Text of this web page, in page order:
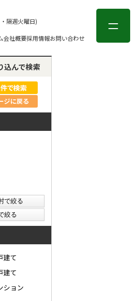
隔週火曜日)
会社概要採用情報お問い合わせ
登録 ログイン
込んで検索
ジに戻る
建て
建て
ション